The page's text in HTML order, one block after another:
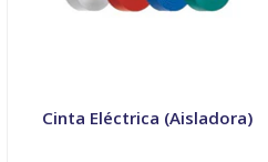
Cinta Eléctrica (Aisladora)